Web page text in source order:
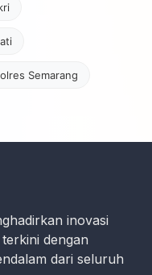
Semarang
inovasi
dengan
dari seluruh